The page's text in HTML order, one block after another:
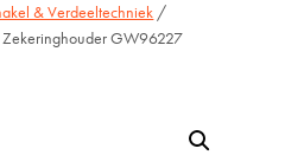
& Verdeeltechniek /
GW96227